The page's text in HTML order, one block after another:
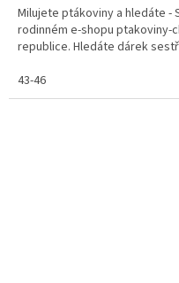
z
5
hvězdiček.
Milujete ptákoviny a hledáte -
rodinném e-shopu ptakoviny-
republice. Hledáte dárek
43-46